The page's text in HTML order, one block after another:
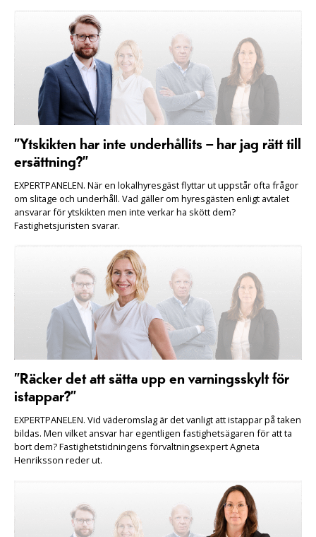
”Ytskikten har inte underhållits – har jag rätt till
ersättning?”
EXPERTPANELEN. När en lokalhyresgäst flyttar ut uppstår ofta frågor
om slitage och underhåll. Vad gäller om hyresgästen enligt avtalet
ansvarar för ytskikten men inte verkar ha skött dem?
Fastighetsjuristen svarar.
”Räcker det att sätta upp en varningsskylt för
istappar?”
EXPERTPANELEN. Vid väderomslag är det vanligt att istappar på taken
bildas. Men vilket ansvar har egentligen fastighetsägaren för att ta
bort dem? Fastighetstidningens förvaltningsexpert Agneta
Henriksson reder ut.